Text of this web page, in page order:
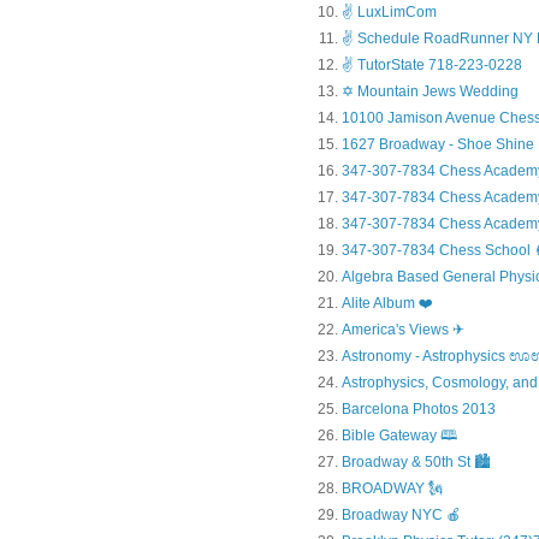
✌ LuxLimCom
✌ Schedule RoadRunner NY
✌ TutorState 718-223-0228
✡ Mountain Jews Wedding
10100 Jamison Avenue
1627 Broadway - Shoe
347-307-7834 Chess
347-307-7834 Chess
347-307-7834 Chess
347-307-7834 Chess
Algebra Based General
Alite Album ❤️
America's Views ✈
Astronomy -
Astrophysics, Cosmology,
Barcelona Photos 2013
Bible Gateway 🕮
Broadway & 50th St 🏙️
BROADWAY 🗽
Broadway NYC 🍎